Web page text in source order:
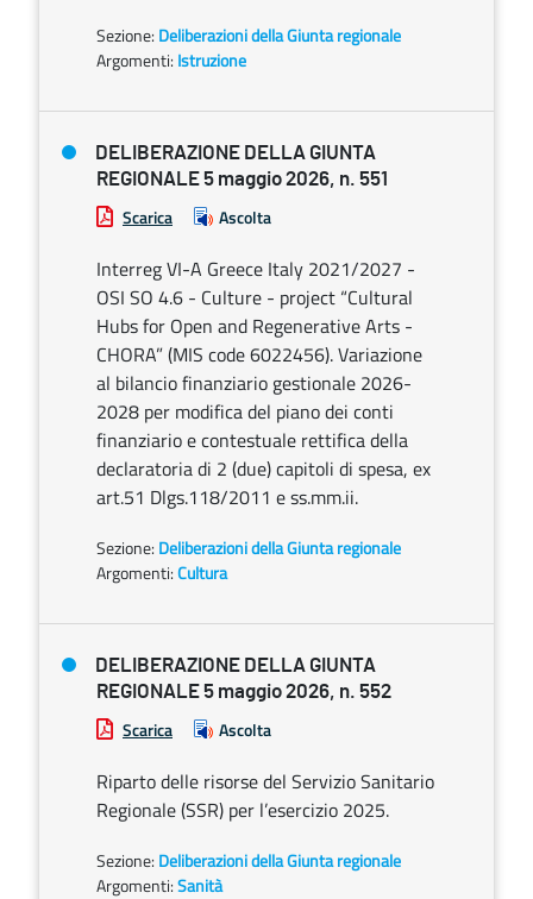
Sezione: Deliberazioni della Giunta regionale
Argomenti: Istruzione
DELIBERAZIONE DELLA GIUNTA
REGIONALE 5 maggio 2026, n. 551
Scarica Ascolta
Interreg VI-A Greece Italy 2021/2027 -
OSI SO 4.6 - Culture - project “Cultural
Hubs for Open and Regenerative Arts -
CHORA” (MIS code 6022456). Variazione
al bilancio finanziario gestionale 2026-
2028 per modifica del piano dei conti
finanziario e contestuale rettifica della
declaratoria di 2 (due) capitoli di spesa, ex
art.51 Dlgs.118/2011 e ss.mm.ii.
Sezione: Deliberazioni della Giunta regionale
Argomenti:Cultura
DELIBERAZIONE DELLA GIUNTA
REGIONALE 5 maggio 2026, n. 552
Scarica Ascolta
Riparto delle risorse del Servizio Sanitario
Regionale (SSR) per l’esercizio 2025.
Sezione: Deliberazioni della Giunta regionale
Argomenti:Sanità